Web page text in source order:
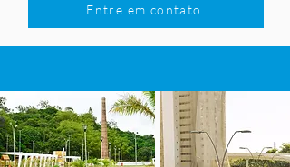
Entre em contato